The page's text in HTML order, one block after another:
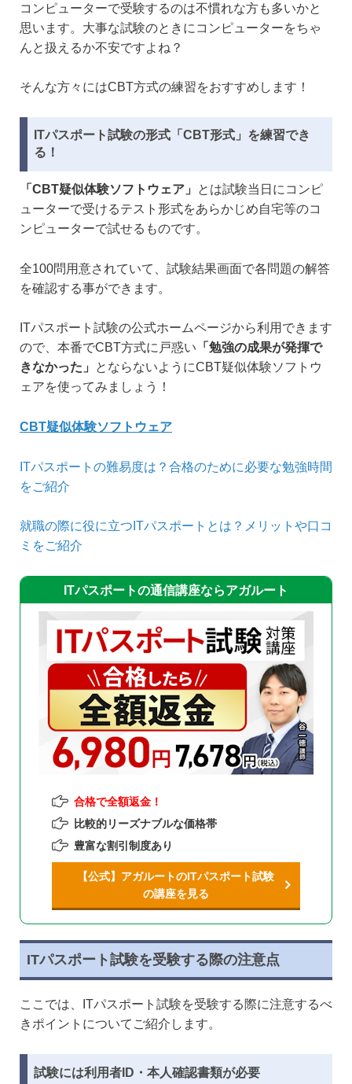
コンピューターで受験するのは不慣れな方も多いかと
思います。大事な試験のときにコンピューターをちゃ
んと扱えるか不安ですよね？
そんな方々にはCBT方式の練習をおすすめします！
ITパスポート試験の形式「CBT形式」を練習でき
る！
「CBT疑似体験ソフトウェア」
とは試験当日にコンピ
ューターで受けるテスト形式をあらかじめ自宅等のコ
ンピューターで試せるものです。
全100問用意されていて、試験結果画面で各問題の解答
を確認する事ができます。
ITパスポート試験の公式ホームページから利用できます
ので、本番でCBT方式に戸惑い 「勉強の成果が発揮で
きなかった」
とならないようにCBT疑似体験ソフトウ
ェアを使ってみましょう！
CBT疑似体験ソフトウェア
ITパスポートの難易度は？合格のために必要な勉強時間
をご紹介
就職の際に役に立つITパスポートとは？メリットや口コ
ミをご紹介
ITパスポートの通信講座ならアガルート
合格で全額返金！
比較的リーズナブルな価格帯
豊富な割引制度あり
【公式】アガルートのITパスポート試験
の講座を見る
ITパスポート試験を受験する際の注意点
ここでは、ITパスポート試験を受験する際に注意するべ
きポイントについてご紹介します。
試験には利用者ID・本人確認書類が必要